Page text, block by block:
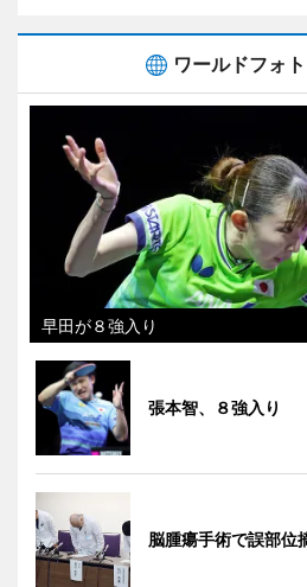
ワールドフォ
早田が８強入り
張本智、８強入り
脳腫瘍手術で誤部位